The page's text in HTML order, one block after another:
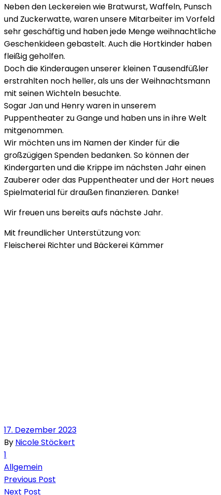
Neben den Leckereien wie Bratwurst, Waffeln, Punsch
und Zuckerwatte, waren unsere Mitarbeiter im Vorfeld
sehr geschäftig und haben jede Menge weihnachtliche
Geschenkideen gebastelt. Auch die Hortkinder haben
fleißig geholfen.
Doch die Kinderaugen unserer kleinen Tausendfüßler
erstrahlten noch heller, als uns der Weihnachtsmann
mit seinen Wichteln besuchte.
Sogar Jan und Henry waren in unserem
Puppentheater zu Gange und haben uns in ihre Welt
mitgenommen.
Wir möchten uns im Namen der Kinder für die
großzügigen Spenden bedanken. So können der
Kindergarten und die Krippe im nächsten Jahr einen
Zauberer oder das Puppentheater und der Hort neues
Spielmaterial für draußen finanzieren. Danke!
Wir freuen uns bereits aufs nächste Jahr.
Mit freundlicher Unterstützung von:
Fleischerei Richter und Bäckerei Kämmer
17. Dezember 2023
By Nicole Stöckert
1
Allgemein
Previous Post
Next Post